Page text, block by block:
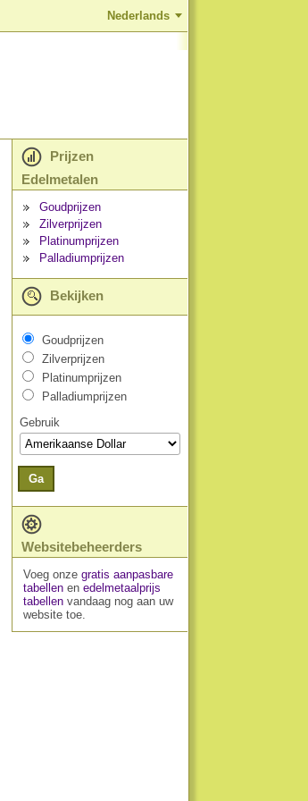
Nederlands
Prijzen
Edelmetalen
Goudprijzen
Zilverprijzen
Platinumprijzen
Palladiumprijzen
Bekijken
Goudprijzen
Zilverprijzen
Platinumprijzen
Palladiumprijzen
Gebruik
Ga
Websitebeheerders
Voeg onze gratis aanpasbare
tabellenen edelmetaalprijs
tabellenvandaag nog aan uw
website toe.